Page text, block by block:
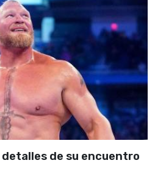
de su encuentro